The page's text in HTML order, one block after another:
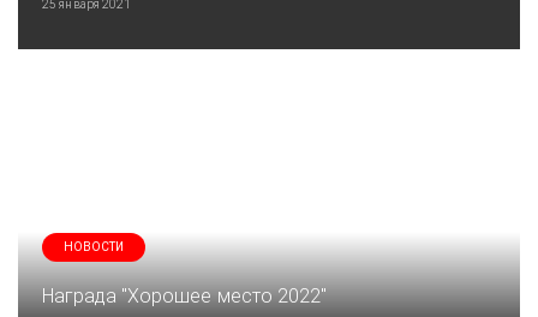
25 января 2021
НОВОСТИ
Награда "Хорошее место 2022"